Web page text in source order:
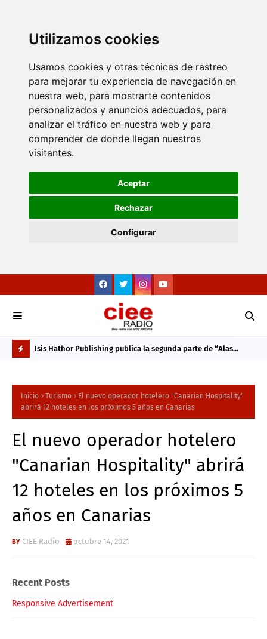
Utilizamos cookies
Usamos cookies y otras técnicas de rastreo
para mejorar tu experiencia de navegación en
nuestra web, para mostrarte contenidos
personalizados y anuncios adecuados, para
analizar el tráfico en nuestra web y para
comprender de donde llegan nuestros
visitantes.
Aceptar
Rechazar
Configurar
O
Á
S
S
T
las
Isis Hathor Publishing publica la segunda parte de “Alas
Alicia Luengo
Inicio Turismo
El nuevo operador hotelero "Canarian Hospitality"
abrirá 12 hoteles en los próximos 5 años en Canarias
El nuevo operador hotelero
"Canarian Hospitality" abrirá
12 hoteles en los próximos 5
años en Canarias
CIEE Radio octubre 14, 2021
Recent Posts
Responsive Advertisement